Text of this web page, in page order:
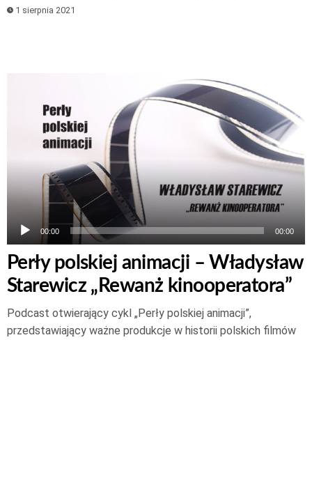
1 sierpnia 2021
dźwiękowych
00:00 00:00
Perły polskiej animacji – Władysław
Starewicz „Rewanż kinooperatora”
Podcast otwierający cykl „Perły polskiej animacji”,
przedstawiający ważne produkcje w historii polskich filmów